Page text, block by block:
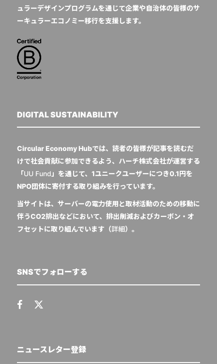
ュラーデザインプログラムを通じて企業や自治体の皆様のサ
ーキュラーエコノミー移行を支援します。
DIGITAL SUSTAINABILITY
Circular Economy Hubでは、読者の皆様が記事を読むだ
けで社会貢献に参加できるよう、ハーチ株式会社が運営する
「UU Fund 」を通じて、1ユニークユーザーにつき0.1円を
NPO団体に寄付する取り組みを行っています。
当サイトは、サーバーの電力使用と取材活動のための移動に
伴うCO2排出などにおいて、排出削減およびカーボン・オ
フセットに取り組んでいます（詳細）。
SNSでフォローする
ニュースレター登録